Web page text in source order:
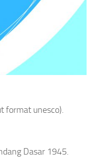
format unesco).
Dasar 1945.